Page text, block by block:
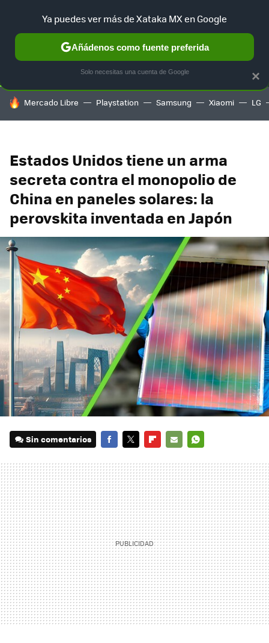
SELECCIÓN GAMING HOME AUTO TERRITORIO
HOY SE HABLA DE
Mercado Libre Playstation Samsung Xiaomi LG
Estados Unidos tiene un arma
secreta contra el monopolio de
China en paneles solares: la
perovskita inventada en Japón
Sin comentarios
MAIL
×
Ya puedes ver más de Xataka MX en Google
Añádenos como fuente preferida
Solo necesitas una cuenta de Google